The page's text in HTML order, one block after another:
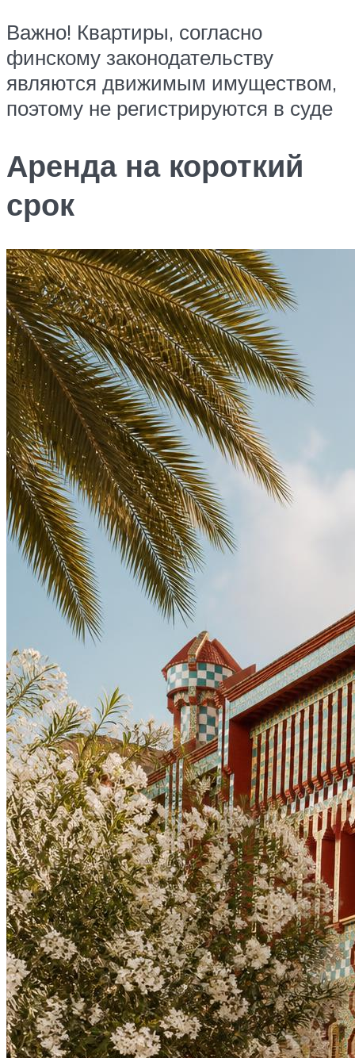
Важно! Квартиры, согласно
финскому законодательству
являются движимым имуществом,
поэтому не регистрируются в суде
Аренда на короткий
срок